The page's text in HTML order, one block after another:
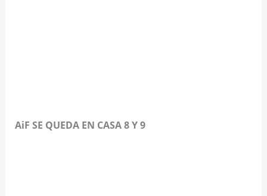
AiF SE QUEDA EN CASA 8 Y 9